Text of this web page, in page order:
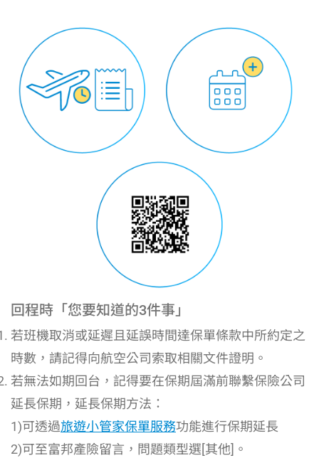
回程時「您要知道的3件事」
若班機取消或延遲且延誤時間達保單條款中所約定之
時數，請記得向航空公司索取相關文件證明。
若無法如期回台，記得要在保期屆滿前聯繫保險公司
延長保期，延長保期方法：
1)可透過旅遊小管家保單服務功能進行保期延長
2)可至富邦產險留言，問題類型選[其他]。